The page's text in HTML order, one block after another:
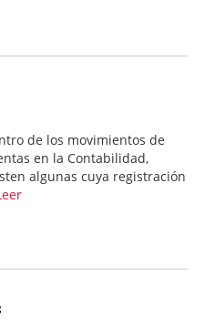
de los movimientos de
en la Contabilidad,
algunas cuya registración